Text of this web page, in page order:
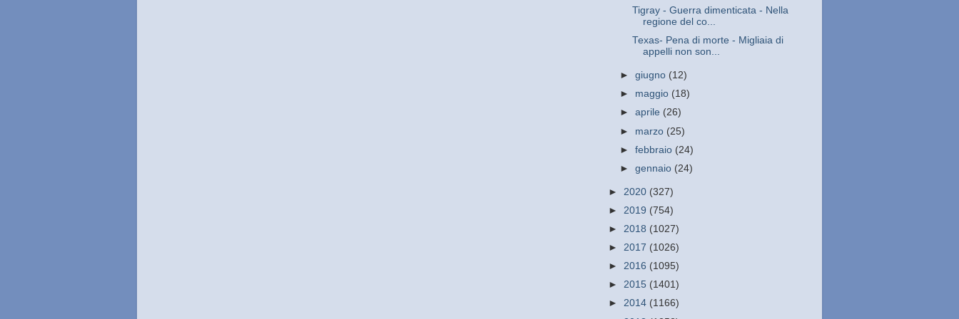
Tigray - Guerra dimenticata - Nella
regione del co...
Texas- Pena di morte - Migliaia di
appelli non son...
►giugno (12)
► maggio (18)
►aprile (26)
► marzo (25)
►febbraio (24)
►gennaio (24)
► 2020 (327)
► 2019 (754)
► 2018 (1027)
► 2017 (1026)
► 2016 (1095)
► 2015 (1401)
► 2014 (1166)